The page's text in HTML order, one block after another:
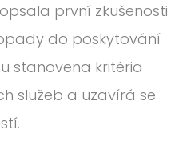
první zkušenosti
do poskytování
stanovena kritéria
služeb a uzavírá se